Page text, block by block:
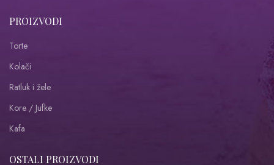
PROIZVODI
Torte
Kolači
Ratluk i žele
Kore / Jufke
Kafa
OSTALI PROIZVODI